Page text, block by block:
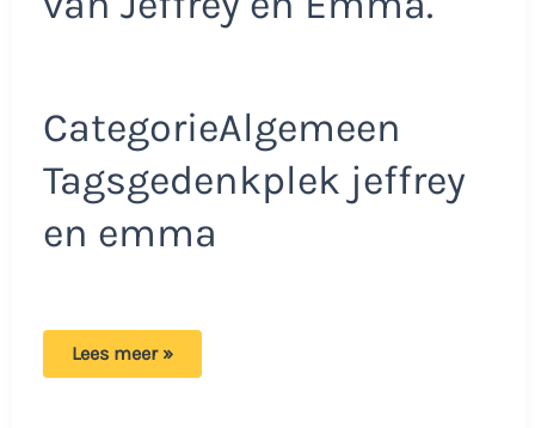
CategorieAlgemeen
Tagsgedenkplek jeffrey
en emma
Gemeente
Lees meer »